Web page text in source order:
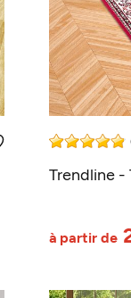
Trendline -
à partir de